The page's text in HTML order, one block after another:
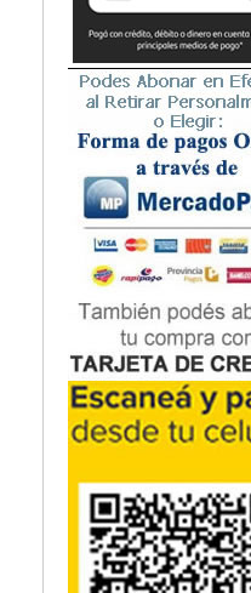
Medicina General
Medicina Interna
Microbiología
Nefrología
Neonatología / Pediatría
Neumología
Neuroanatomía / Neurociencia
Neurocirugía
Neurología
Nutrición
Odontología
Oftalmología
Oncología / Cuidados Paliativos
Ortopedía / Traumatología
Osteopatía
Otorrinolaringología
Podología
Psicología
Psiquiatría
Química